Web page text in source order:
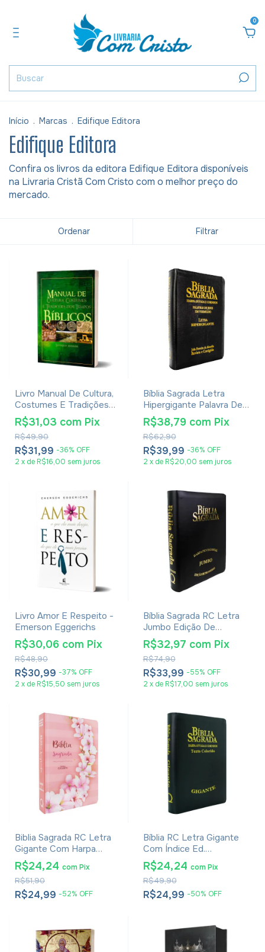
0
Início . Marcas . Edifique Editora
Edifique Editora
Confira os livros da editora Edifique Editora disponíveis
na Livraria Cristã Com Cristo com o melhor preço do
mercado.
Ordenar Filtrar
Livro Manual De Cultura,
Costumes E Tradições
Dos Tempos Bíblicos -
Leonardo Andrade
R$31,99 -36% OFF
R$49,90
R$31,03 com Pix
2 x de R$16,00 sem juros
Bíblia Sagrada Letra
Hipergigante Palavra De
Jesus Em Vermelho Com
Harpa Zíper Preta
R$39,99 -36% OFF
R$62,90
R$38,79 com Pix
2 x de R$20,00 sem juros
Livro Amor E Respeito -
Emerson Eggerichs
R$30,99 -37% OFF
R$48,90
R$30,06 com Pix
2 x de R$15,50 sem juros
Bíblia Sagrada RC Letra
Jumbo Edição De
Promessas Capa Zíper
Preta
R$33,99 -55% OFF
R$74,90
R$32,97 com Pix
2 x de R$17,00 sem juros
Biblia Sagrada RC Letra
Gigante Com Harpa
Avivada E Corinhos Capa
Dura Ramos Flores
R$24,99 -52% OFF
R$51,90
R$24,24 comPix
Bíblia RC Letra Gigante
Com Índice Ed.
Promessas - Palavras de
Jesus Em Vermelho -
Harpa E Corinhos - Capa
Zíper Preta
R$24,99 -50% OFF
R$49,90
R$24,24 com Pix